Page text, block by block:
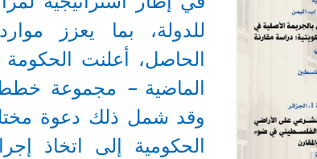
للدولة، بما يعزز
الحاصل، أعلنت الحكومة
الماضية – مجموعة
وقد شمل ذلك دعوة
الحكومية إلى اتخاذ